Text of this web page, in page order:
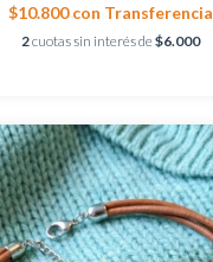
$10.800con Transferencia
2cuotas sin interés de$6.000